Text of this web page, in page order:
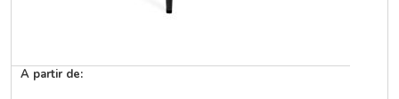
A partir de: